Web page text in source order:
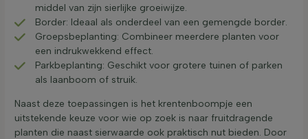
middel van zijn sierlijke groeiwijze.
Border: Ideaal als onderdeel van een gemengde border.
Groepsbeplanting: Combineer meerdere planten voor
een indrukwekkend effect.
Parkbeplanting: Geschikt voor grotere tuinen of parken
als laanboom of struik.
Naast deze toepassingen is het krentenboompje een
uitstekende keuze voor wie op zoek is naar fruitdragende
planten die naast sierwaarde ook praktisch nut bieden. Door